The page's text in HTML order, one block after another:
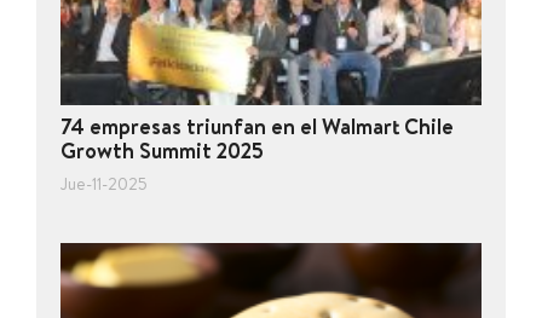
74 empresas triunfan en el Walmart Chile
Growth Summit 2025
Jue-11-2025